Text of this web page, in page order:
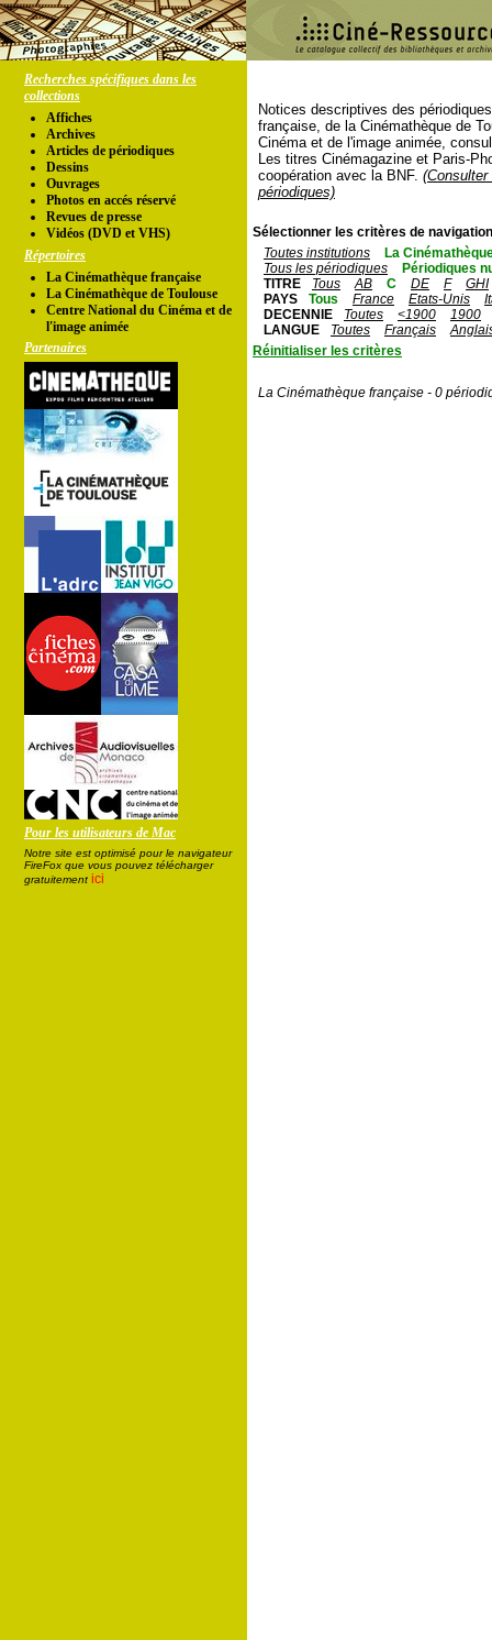
Recherches spécifiques dans les
collections
Affiches
Archives
Articles de périodiques
Dessins
Ouvrages
Photos en accés réservé
Revues de presse
Vidéos (DVD et VHS)
Répertoires
La Cinémathèque française
La Cinémathèque de Toulouse
Centre National du Cinéma et de
l'image animée
Partenaires
Pour les utilisateurs de Mac
Notre site est optimisé pour le navigateur
FireFox que vous pouvez télécharger
gratuitement ici
Notices descriptives des
française, de la Cinémathèque de
Cinéma et de l'image animée,
Les titres Cinémagazine et Paris-
coopération avec la BNF.
périodiques)
Sélectionner les critères de
Toutes institutions
La
Tous les périodiques
Périodiques
TITRE
Tous AB C DE F
GHI
PAYS
Tous France Etats-Unis
DECENNIE
Toutes <1900
1900
LANGUE
Toutes Français
Réinitialiser les critères
La Cinémathèque française - 0